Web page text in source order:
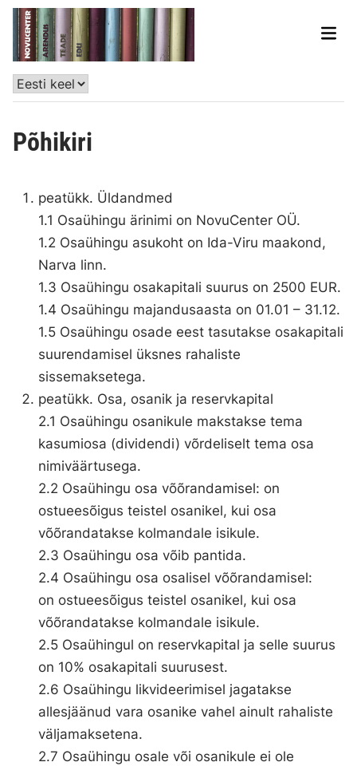
Põhikiri
peatükk. Üldandmed
1.1 Osaühingu ärinimi on NovuCenter OÜ.
1.2 Osaühingu asukoht on Ida-Viru maakond,
Narva linn.
1.3 Osaühingu osakapitali suurus on 2500 EUR.
1.4 Osaühingu majandusaasta on 01.01 – 31.12.
1.5 Osaühingu osade eest tasutakse osakapitali
suurendamisel üksnes rahaliste
sissemaksetega.
peatükk. Osa, osanik ja reservkapital
2.1 Osaühingu osanikule makstakse tema
kasumiosa (dividendi) võrdeliselt tema osa
nimiväärtusega.
2.2 Osaühingu osa võõrandamisel: on
ostueesõigus teistel osanikel, kui osa
võõrandatakse kolmandale isikule.
2.3 Osaühingu osa võib pantida.
2.4 Osaühingu osa osalisel võõrandamisel:
on ostueesõigus teistel osanikel, kui osa
võõrandatakse kolmandale isikule.
2.5 Osaühingul on reservkapital ja selle suurus
on 10% osakapitali suurusest.
2.6 Osaühingu likvideerimisel jagatakse
allesjäänud vara osanike vahel ainult rahaliste
väljamaksetena.
2.7 Osaühingu osale või osanikule ei ole